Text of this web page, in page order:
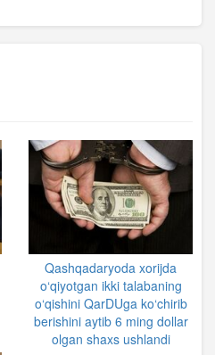
Qashqadaryoda xorijda
o‘qiyotgan ikki talabaning
o‘qishini QarDUga ko‘chirib
berishini aytib 6 ming dollar
olgan shaxs ushlandi